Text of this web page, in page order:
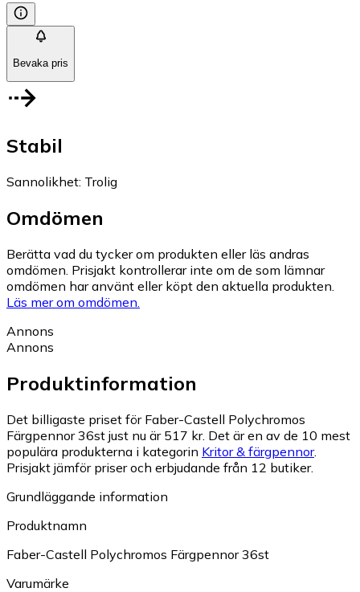
Bevaka pris
Stabil
Sannolikhet: Trolig
Omdömen
Berätta vad du tycker om produkten eller läs andras
omdömen. Prisjakt kontrollerar inte om de som lämnar
omdömen har använt eller köpt den aktuella produkten.
Läs mer om omdömen.
Annons
Annons
Produktinformation
Det billigaste priset för Faber-Castell Polychromos
Färgpennor 36st just nu är 517 kr. Det är en av de 10 mest
populära produkterna i kategorin Kritor & färgpennor.
Prisjakt jämför priser och erbjudande från 12 butiker.
Grundläggande information
Produktnamn
Faber-Castell Polychromos Färgpennor 36st
Varumärke